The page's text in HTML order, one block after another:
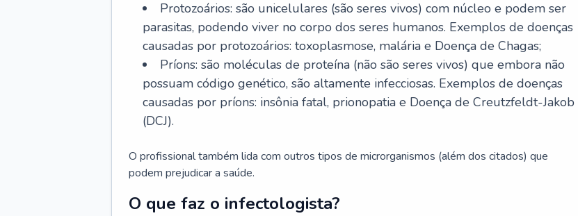
Protozoários: são unicelulares (são seres vivos) com núcleo e podem ser
parasitas, podendo viver no corpo dos seres humanos. Exemplos de doenças
causadas por protozoários: toxoplasmose, malária e Doença de Chagas;
Príons: são moléculas de proteína (não são seres vivos) que embora não
possuam código genético, são altamente infecciosas. Exemplos de doenças
causadas por príons: insônia fatal, prionopatia e Doença de Creutzfeldt-Jakob
(DCJ).
O profissional também lida com outros tipos de microrganismos (além dos citados) que
podem prejudicar a saúde.
O que faz o infectologista?